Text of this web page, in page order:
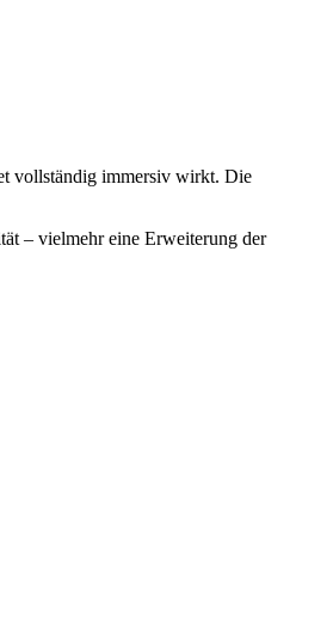
vollständig immersiv wirkt. Die
– vielmehr eine Erweiterung der